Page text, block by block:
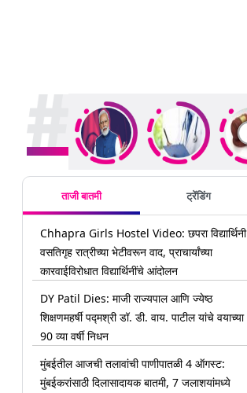
ताजी बातमी ट्रेंडिंग
Chhapra Girls Hostel Video: छपरा विद्यार्थिनी
वसतिगृह रात्रीच्या भेटीवरून वाद, प्राचार्यांच्या
कारवाईविरोधात विद्यार्थिनींचे आंदोलन
DY Patil Dies: माजी राज्यपाल आणि ज्येष्ठ
शिक्षणमहर्षी पद्मश्री डॉ. डी. वाय. पाटील यांचे वयाच्या
90 व्या वर्षी निधन
मुंबईतील आजची तलावांची पाणीपातळी 4 ऑगस्ट:
मुंबईकरांसाठी दिलासादायक बातमी, 7 जलाशयांमध्ये